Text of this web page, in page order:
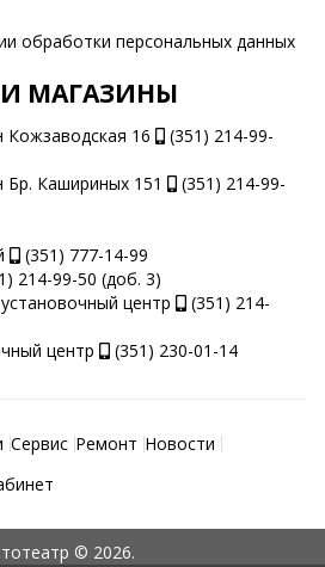
обработки персональных данных
МАГАЗИНЫ
16
(351) 214-99-
Кашириных 151
(351) 214-99-
(351) 777-14-99
214-99-50 (доб. 3)
центр
(351) 214-
центр
(351) 230-01-14
Сервис Ремонт Новости
© 2026.